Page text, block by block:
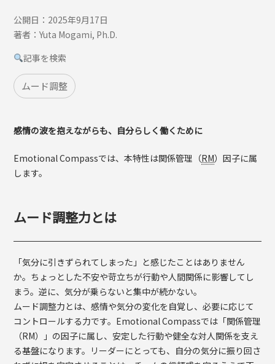
公開日：2025年9月17日
著者：Yuta Mogami, Ph.D.
記事を検索
ムード調整
感情の波を抱えながらも、自分らしく働くために
Emotional Compassでは、本特性は関係管理（RM）因子に属
します。
ムード調整力とは
「気分に引きずられてしまった」と感じたことはありません
か。ちょっとした不安や苛立ちが行動や人間関係に影響してし
まう。逆に、気分が乗らないと集中が続かない。
ムード調整力とは、感情や気分の変化を自覚し、必要に応じて
コントロールする力です。Emotional Compassでは「関係管理
（RM）」の因子に属し、安定した行動や健全な対人関係を支え
る基盤になります。リーダーにとっても、自分の気分に振り回さ